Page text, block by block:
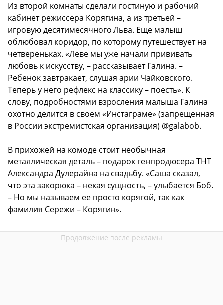
Из второй комнаты сделали гостиную и рабочий
кабинет режиссера Корягина, а из третьей –
игровую десятимесячного Льва. Еще малыш
облюбовал коридор, по которому путешествует на
четвереньках. «Леве мы уже начали прививать
любовь к искусству, – рассказывает Галина. –
Ребенок завтракает, слушая арии Чайковского.
Теперь у него рефлекс на классику – поесть». К
слову, подробностями взросления малыша Галина
охотно делится в своем «Инстаграме» (запрещенная
в России экстремистская организация) @galabob.
В прихожей на комоде стоит необычная
металлическая деталь – подарок генпродюсера ТНТ
Александра Дулерайна на свадьбу. «Саша сказал,
что эта закорюка – некая сущность, – улыбается Боб.
– Но мы называем ее просто корягой, так как
фамилия Сережи – Корягин».